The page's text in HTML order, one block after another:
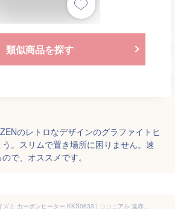
類似商品を探す
のレトロなデザインのグラファイトヒ
。スリムで置き場所に困りません。速
で、オススメです。
サクラクレパス コイズミ カーボンヒーター KKS0633 | ココニアル 遠赤電気ストーブ グラファイトヒーター クーピー 縦型 スリム かわいい 600W 300W 2年保証 KKS0623 KOIZUMI 2023年 冬物 小泉成器